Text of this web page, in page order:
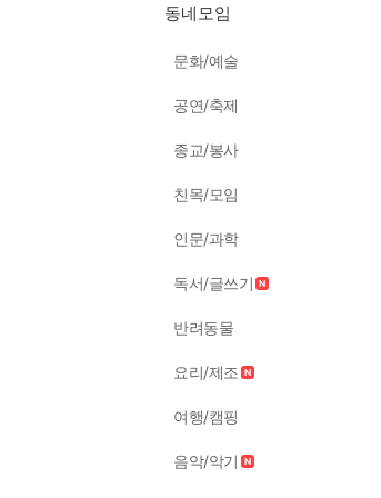
동네모임
문화/예술
공연/축제
종교/봉사
친목/모임
인문/과학
독서/글쓰기
반려동물
요리/제조
여행/캠핑
음악/악기